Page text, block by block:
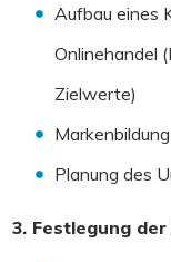
Aufbau eines
Onlinehandel
Zielwerte)
Markenbildung
Planung des
3. Festlegung